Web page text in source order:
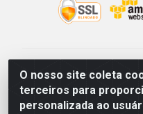
O nosso site coleta
terceiros para
personalizada ao
Rio Vermelho
BR, 153, KM 52 N
Eldorado, Anápolis/